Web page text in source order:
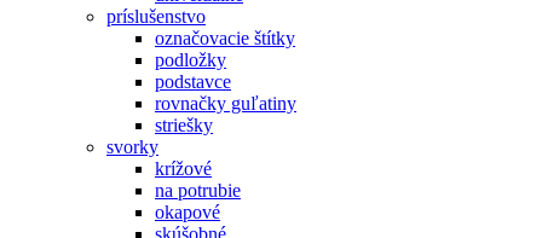
príslušenstvo
označovacie štítky
podložky
podstavce
rovnačky guľatiny
striešky
svorky
krížové
na potrubie
okapové
skúšobné